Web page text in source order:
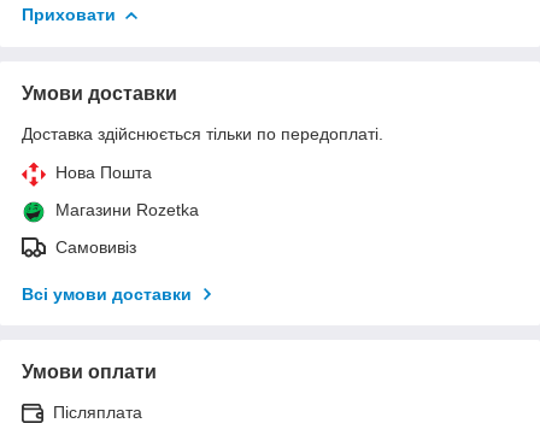
Приховати
Умови доставки
Доставка здійснюється тільки по передоплаті.
Нова Пошта
Магазини Rozetka
Самовивіз
Всі умови доставки
Умови оплати
Післяплата